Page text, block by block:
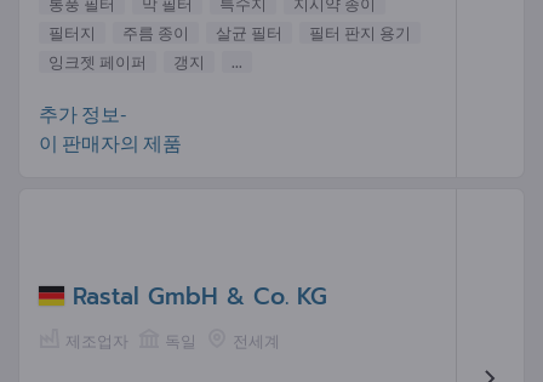
통풍 필터 막 필터 특수지
지시약 종이
필터지
주름 종이 살균 필터
필터 판지 용기
잉크젯 페이퍼
갱지 ...
추가 정보-
이 판매자의 제품
Rastal GmbH & Co. KG
제조업자 독일 전세계